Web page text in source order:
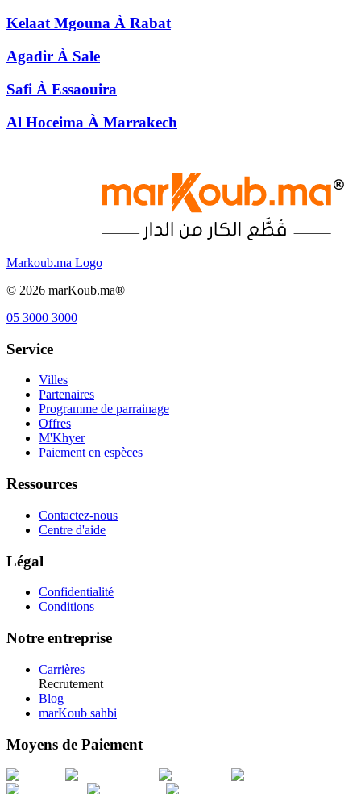
Kelaat Mgouna À Rabat
Agadir À Sale
Safi À Essaouira
Al Hoceima À Marrakech
Markoub.ma Logo
© 2026 marKoub.ma®
05 3000 3000
Service
Villes
Partenaires
Programme de parrainage
Offres
M'Khyer
Paiement en espèces
Ressources
Contactez-nous
Centre d'aide
Légal
Confidentialité
Conditions
Notre entreprise
Carrières
Recrutement
Blog
marKoub sahbi
Moyens de Paiement